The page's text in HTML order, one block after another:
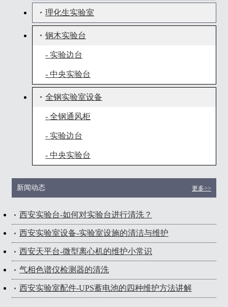
理化生实验室
钢木实验台
- 实验边台
- 中央实验台
全钢实验室设备
- 全钢通风柜
- 实验边台
- 中央实验台
更多>>
新闻动态
西安实验台-如何对实验台进行清洗？
西安实验室设备-实验室设施的清洁与维护
西安天平台-微型离心机的维护小常识
气相色谱仪检测器的清洗
西安实验室配件-UPS蓄电池的四种维护方法讲解